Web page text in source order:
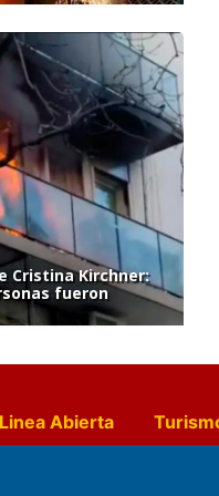
Cristina Kirchner:
fueron
Linea Abierta